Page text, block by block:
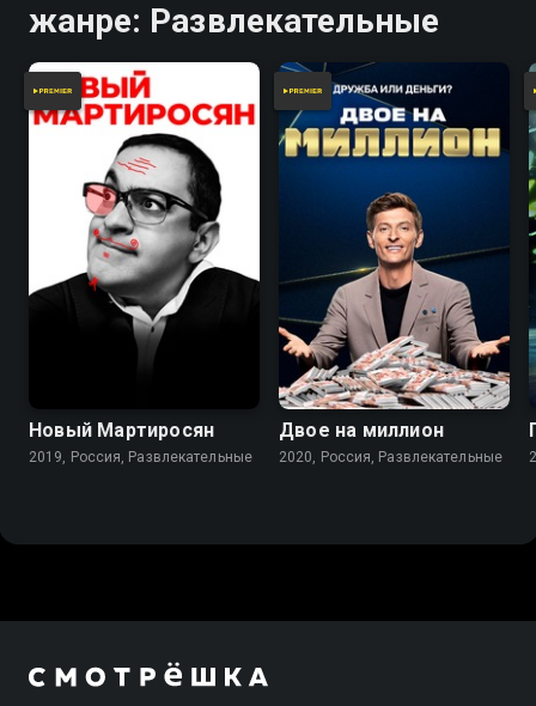
жанре: Развлекательные
Новый Мартиросян
2019, Россия, Развлекательные
Двое на миллион
2020, Россия, Развлекательные